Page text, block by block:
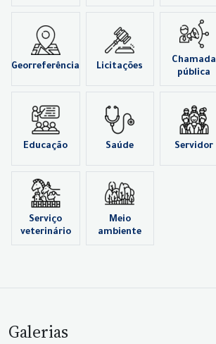
Georreferência Licitações
Chamada
pública
Educação Saúde Servidor
Serviço
veterinário
Meio
ambiente
Galerias